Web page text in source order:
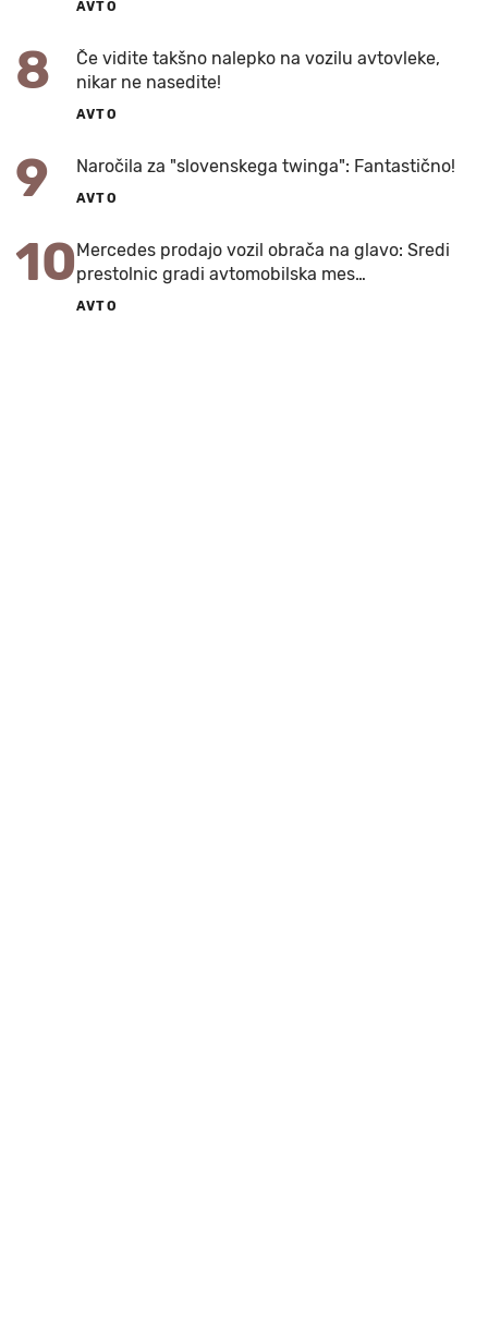
AVTO
8
Če vidite takšno nalepko na vozilu avtovleke,
nikar ne nasedite!
AVTO
9 Naročila za "slovenskega twinga": Fantastično!
AVTO
10Mercedes prodajo vozil obrača na glavo: Sredi
prestolnic gradi avtomobilska mes…
AVTO